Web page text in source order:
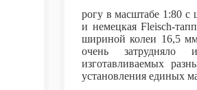
рогу в масштабе 1:80 с
и немецкая Fleisch-
шириной колеи 16,5
очень затрудняло
изготавливаемых
установления единых